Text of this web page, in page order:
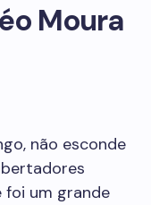
Moura
não esconde
foi um grande